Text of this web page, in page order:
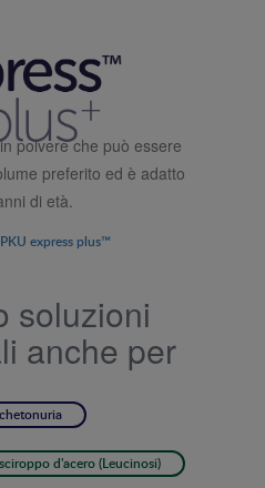
polvere che può essere
preferito ed è adatto
di età.
express plus™
soluzioni
anche per
d'acero (Leucinosi)